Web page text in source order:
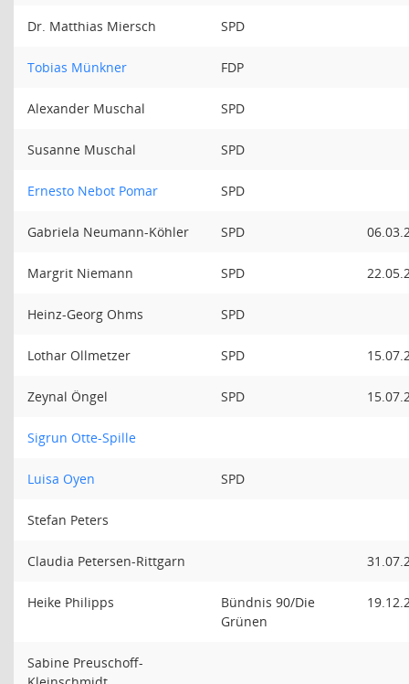
Dr. Matthias Miersch SPD
Tobias Münkner FDP
Alexander Muschal SPD
Susanne Muschal SPD
Ernesto Nebot Pomar SPD
Gabriela Neumann-Köhler SPD
Margrit Niemann SPD
Heinz-Georg Ohms SPD
Lothar Ollmetzer SPD
Zeynal Öngel SPD
Sigrun Otte-Spille
Luisa Oyen SPD
Stefan Peters
Claudia Petersen-Rittgarn
Heike Philipps
Bündnis 90/Die
Grünen
Sabine Preuschoff-